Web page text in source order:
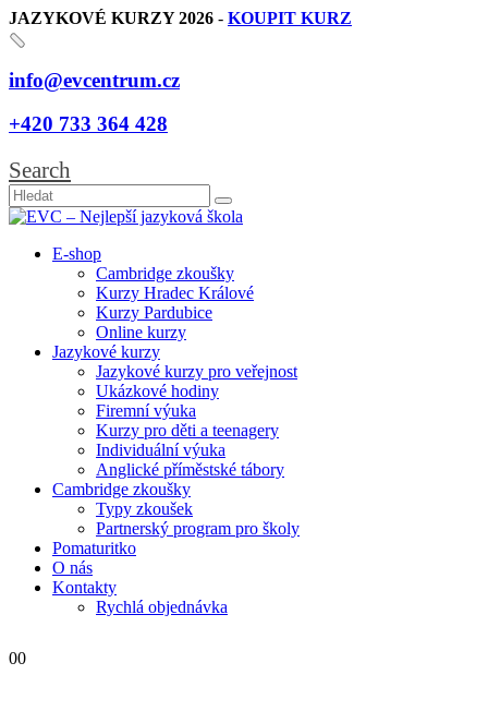
JAZYKOVÉ KURZY 2026 - KOUPIT KURZ
info@evcentrum.cz
+420 733 364 428
Search
E-shop
Cambridge zkoušky
Kurzy Hradec Králové
Kurzy Pardubice
Online kurzy
Jazykové kurzy
Jazykové kurzy pro veřejnost
Ukázkové hodiny
Firemní výuka
Kurzy pro děti a teenagery
Individuální výuka
Anglické příměstské tábory
Cambridge zkoušky
Typy zkoušek
Partnerský program pro školy
Pomaturitko
O nás
Kontakty
Rychlá objednávka
00